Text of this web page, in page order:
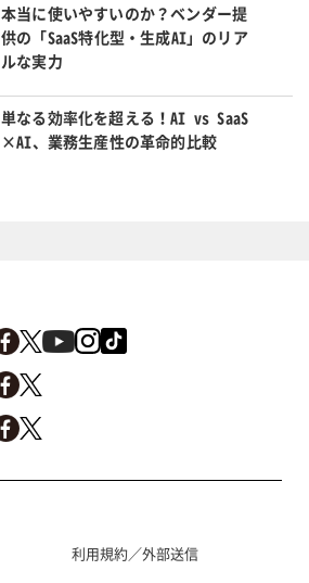
本当に使いやすいのか？ベンダー提
供の「SaaS特化型・生成AI」のリア
ルな実力
単なる効率化を超える！AI vs SaaS
×AI、業務生産性の革命的比較
利用規約／外部送信